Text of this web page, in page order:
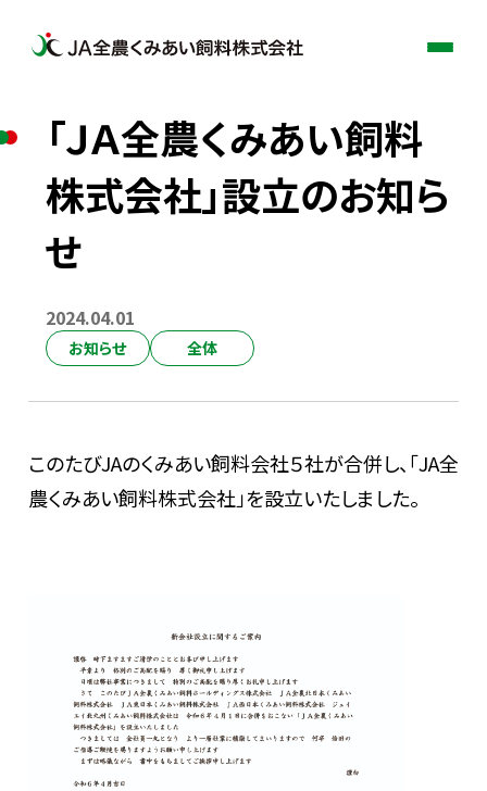
わたしたちについて
事業案内
お知らせ
採用情報
「ＪＡ全農くみあい飼料
株式会社」設立のお知ら
せ
2024.04.01
お知らせ 全体
このたびJAのくみあい飼料会社５社が合併し、「JA全
農くみあい飼料株式会社」を設立いたしました。